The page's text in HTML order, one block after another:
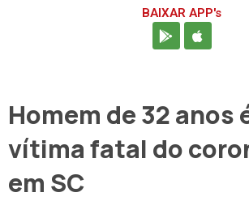
BAIXAR APP's
Homem de 32 anos
vítima fatal do
em SC